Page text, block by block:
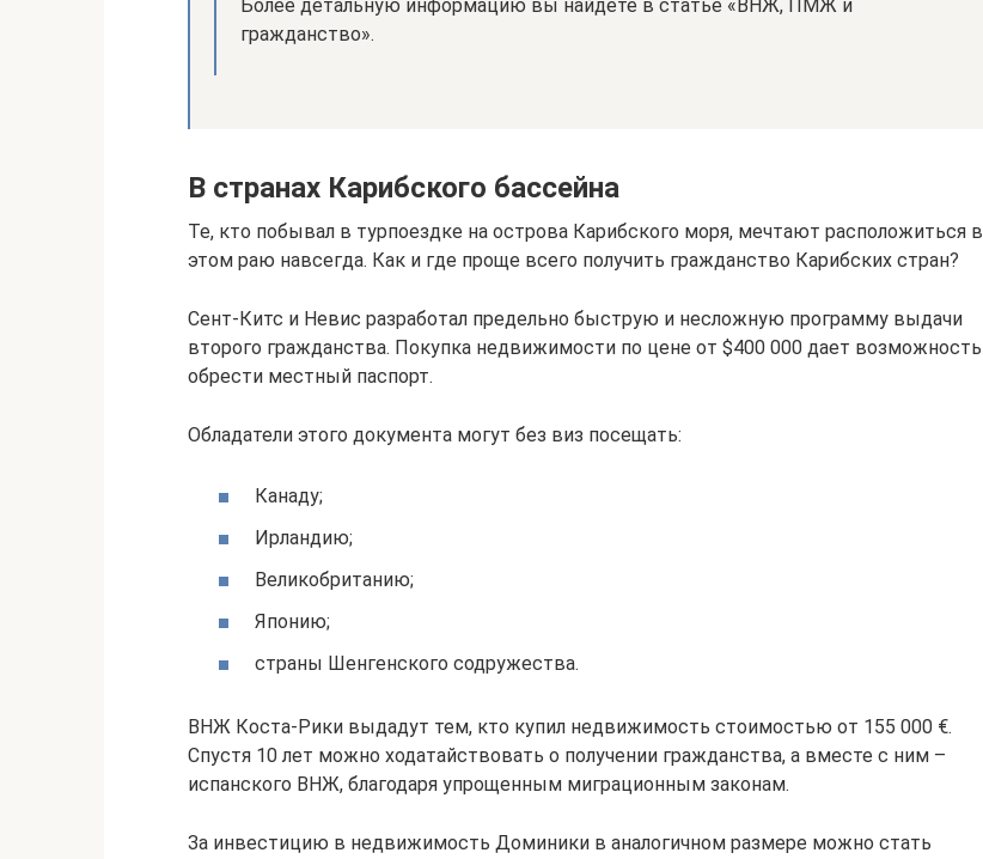
Более детальную информацию вы найдете в статье «ВНЖ, ПМЖ и
гражданство».
В странах Карибского бассейна
Те, кто побывал в турпоездке на острова Карибского моря, мечтают расположиться в
этом раю навсегда. Как и где проще всего получить гражданство Карибских стран?
Сент-Китс и Невис разработал предельно быструю и несложную программу выдачи
второго гражданства. Покупка недвижимости по цене от $400 000 дает возможность
обрести местный паспорт.
Обладатели этого документа могут без виз посещать:
Канаду;
Ирландию;
Великобританию;
Японию;
страны Шенгенского содружества.
ВНЖ Коста-Рики выдадут тем, кто купил недвижимость стоимостью от 155 000 €.
Спустя 10 лет можно ходатайствовать о получении гражданства, а вместе с ним –
испанского ВНЖ, благодаря упрощенным миграционным законам.
За инвестицию в недвижимость Доминики в аналогичном размере можно стать